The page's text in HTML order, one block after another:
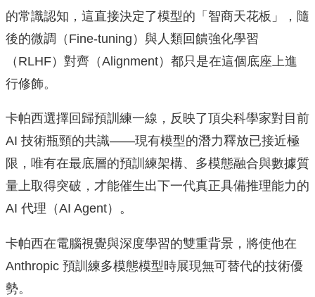
的常識認知，這直接決定了模型的「智商天花板」，隨
後的微調（Fine-tuning）與人類回饋強化學習
（RLHF）對齊（Alignment）都只是在這個底座上進
行修飾。
卡帕西選擇回歸預訓練一線，反映了頂尖科學家對目前
AI 技術瓶頸的共識——現有模型的潛力釋放已接近極
限，唯有在最底層的預訓練架構、多模態融合與數據質
量上取得突破，才能催生出下一代真正具備推理能力的
AI 代理（AI Agent）。
卡帕西在電腦視覺與深度學習的雙重背景，將使他在
Anthropic 預訓練多模態模型時展現無可替代的技術優
勢。